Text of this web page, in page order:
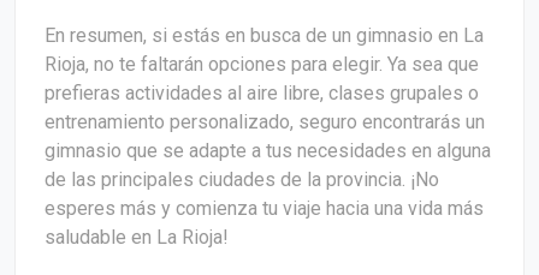
En resumen, si estás en busca de un gimnasio en La
Rioja, no te faltarán opciones para elegir. Ya sea que
prefieras actividades al aire libre, clases grupales o
entrenamiento personalizado, seguro encontrarás un
gimnasio que se adapte a tus necesidades en alguna
de las principales ciudades de la provincia. ¡No
esperes más y comienza tu viaje hacia una vida más
saludable en La Rioja!